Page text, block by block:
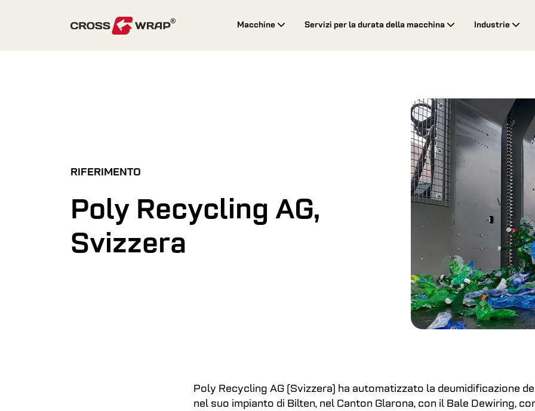
Macchine Servizi per la durata della macchina Industrie
RIFERIMENTO
Poly Recycling AG,
Svizzera
Poly Recycling AG (Svizzera) ha automatizzato la deumidificazione
nel suo impianto di Bilten, nel Canton Glarona, con il Bale Dewiring,